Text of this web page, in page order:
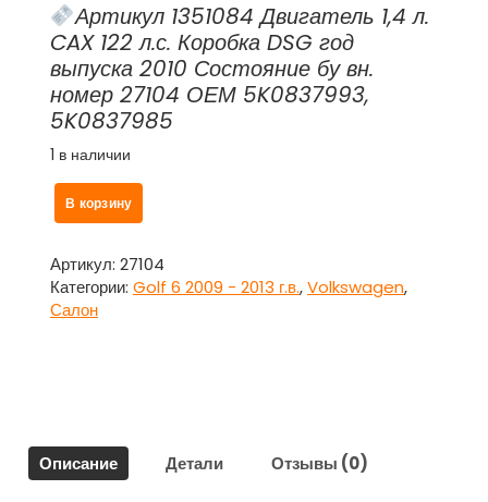
Артикул 1351084 Двигатель 1,4 л.
CAX 122 л.с. Коробка DSG год
выпуска 2010 Состояние бу вн.
номер 27104 ОЕМ 5K0837993,
5K0837985
1 в наличии
Количество
товара
внутренняя
зеркала
левая
Фольксваген
Гольф
В корзину
Артикул: 27104
Категории: Golf 6 2009 - 2013 г.в.,Volkswagen,
Салон
Описание Детали Отзывы (0)